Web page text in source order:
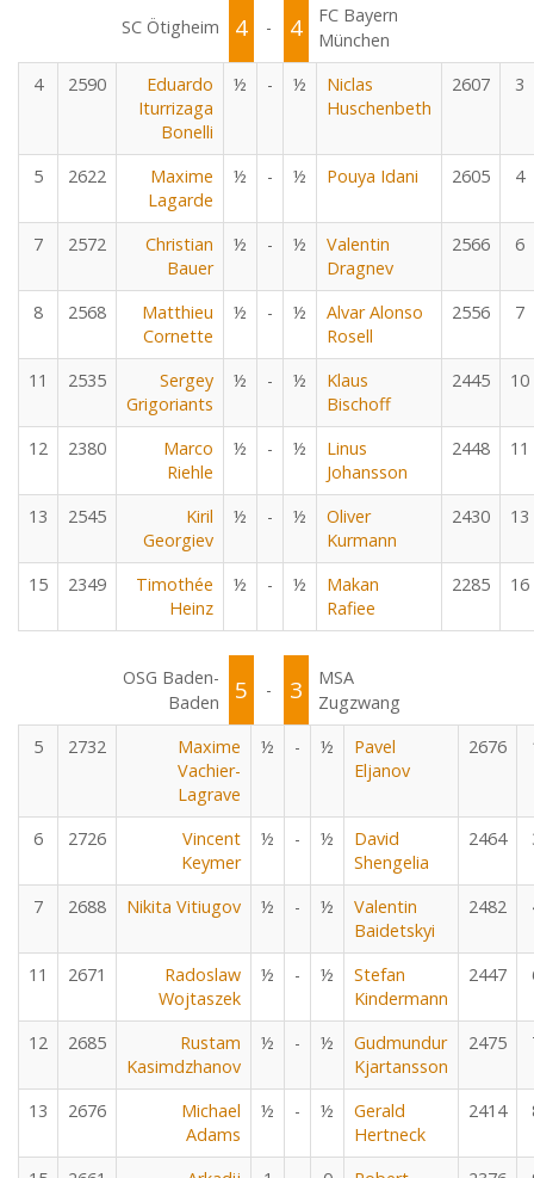
SC Ötigheim 4 - 4
FC Bayern
München
4
2590
Eduardo
Iturrizaga
Bonelli
½ - ½
Niclas
Huschenbeth
2607 3
5 2622
Maxime
Lagarde
½ - ½ Pouya Idani 2605 4
7 2572
Christian
Bauer
½ - ½
Valentin
Dragnev
2566 6
8 2568
Matthieu
Cornette
½ - ½
Alvar Alonso
Rosell
2556 7
11 2535
Sergey
Grigoriants
½ - ½
Klaus
Bischoff
2445 10
12 2380
Marco
Riehle
½ - ½
Linus
Johansson
2448 11
13 2545
Kiril
Georgiev
½ - ½
Oliver
Kurmann
2430 13
15 2349
Timothée
Heinz
½ - ½
Makan
Rafiee
2285 16
OSG Baden-
Baden
5 - 3
MSA
Zugzwang
5
2732
Maxime
Vachier-
Lagrave
½ - ½
Pavel
Eljanov
2676
6 2726
Vincent
Keymer
½ - ½
David
Shengelia
2464
7 2688 Nikita Vitiugov ½ - ½
Valentin
Baidetskyi
2482
11 2671
Radoslaw
Wojtaszek
½ - ½
Stefan
Kindermann
2447
12 2685
Rustam
Kasimdzhanov
½ - ½
Gudmundur
Kjartansson
2475
13 2676
Michael
Adams
½ - ½
Gerald
Hertneck
2414